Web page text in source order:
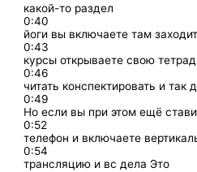
какой-то раздел
0:40
йоги вы включаете там
0:43
курсы открываете свою
0:46
читать конспектировать и так
0:49
Но если вы при этом ещё
0:52
телефон и включаете
0:54
трансляцию и вс дела Это